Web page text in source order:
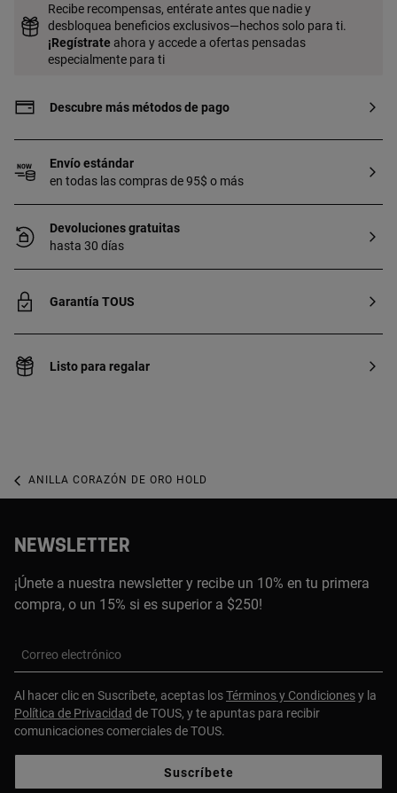
Recibe recompensas, entérate antes que nadie y
desbloquea beneficios exclusivos—hechos solo para ti.
¡Regístrate ahora y accede a ofertas pensadas
especialmente para ti
Descubre más métodos de pago
Envío estándar
en todas las compras de 95$ o más
Devoluciones gratuitas
hasta 30 días
Garantía TOUS
Listo para regalar
ANILLA CORAZÓN DE ORO HOLD
NEWSLETTER
¡Únete a nuestra newsletter y recibe un 10% en tu primera
compra, o un 15% si es superior a $250!
Correo electrónico
Al hacer clic en Suscríbete, aceptas losTérminos y Condicionesy la
Política de Privacidad de TOUS, y te apuntas para recibir
comunicaciones comerciales de TOUS.
Suscríbete